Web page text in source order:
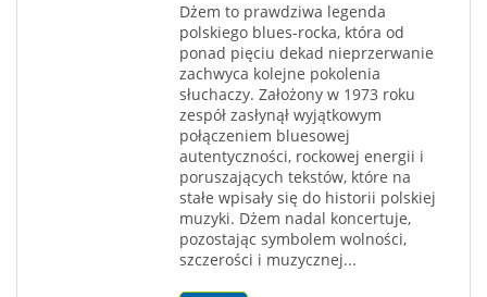
Dżem to prawdziwa legenda
polskiego blues-rocka, która od
ponad pięciu dekad nieprzerwanie
zachwyca kolejne pokolenia
słuchaczy. Założony w 1973 roku
zespół zasłynął wyjątkowym
połączeniem bluesowej
autentyczności, rockowej energii i
poruszających tekstów, które na
stałe wpisały się do historii polskiej
muzyki. Dżem nadal koncertuje,
pozostając symbolem wolności,
szczerości i muzycznej...